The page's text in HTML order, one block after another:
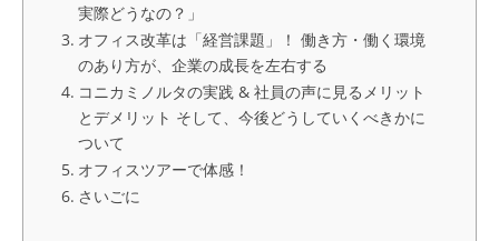
実際どうなの？」
オフィス改革は「経営課題」！ 働き方・働く環境
のあり方が、企業の成長を左右する
コニカミノルタの実践 & 社員の声に見るメリット
とデメリット そして、今後どうしていくべきかに
ついて
オフィスツアーで体感！
さいごに